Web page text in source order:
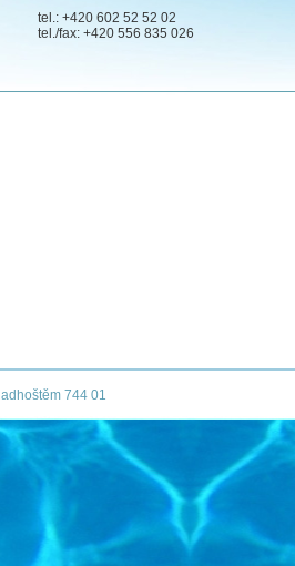
tel.: +420 602 52 52 02
tel./fax: +420 556 835 026
744 01